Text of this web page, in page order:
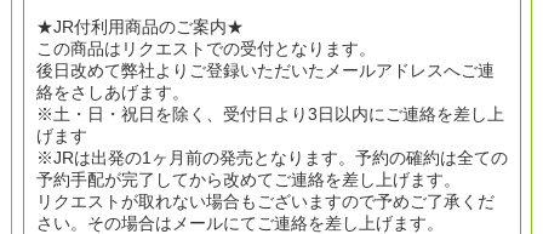
★JR付利用商品のご案内★
この商品はリクエストでの受付となります。
後日改めて弊社よりご登録いただいたメールアドレスへご連
絡をさしあげます。
※土・日・祝日を除く、受付日より3日以内にご連絡を差し上
げます
※JRは出発の1ヶ月前の発売となります。予約の確約は全ての
予約手配が完了してから改めてご連絡を差し上げます。
リクエストが取れない場合もございますので予めご了承くだ
さい。その場合はメールにてご連絡を差し上げます。